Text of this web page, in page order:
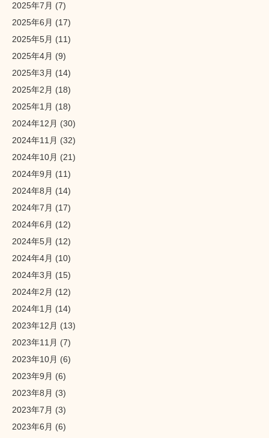
2025年7月 (7)
2025年6月 (17)
2025年5月 (11)
2025年4月 (9)
2025年3月 (14)
2025年2月 (18)
2025年1月 (18)
2024年12月 (30)
2024年11月 (32)
2024年10月 (21)
2024年9月 (11)
2024年8月 (14)
2024年7月 (17)
2024年6月 (12)
2024年5月 (12)
2024年4月 (10)
2024年3月 (15)
2024年2月 (12)
2024年1月 (14)
2023年12月 (13)
2023年11月 (7)
2023年10月 (6)
2023年9月 (6)
2023年8月 (3)
2023年7月 (3)
2023年6月 (6)